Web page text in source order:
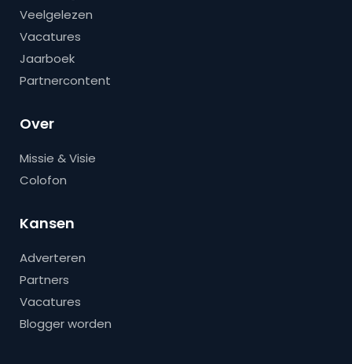
Veelgelezen
Vacatures
Jaarboek
Partnercontent
Over
Missie & Visie
Colofon
Kansen
Adverteren
Partners
Vacatures
Blogger worden